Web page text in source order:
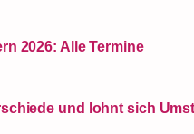
2026: Alle Termine
und lohnt sich